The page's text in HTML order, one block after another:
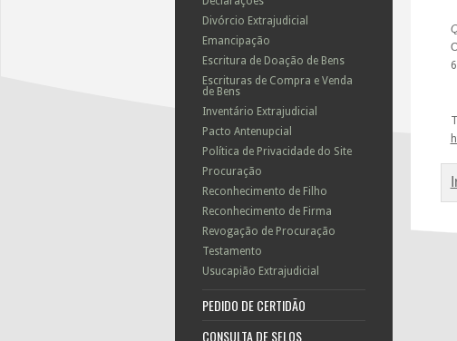
Divórcio Extrajudicial
Emancipação
Escritura de Doação de Bens
Escrituras de Compra e Venda
de Bens
Inventário Extrajudicial
Pacto Antenupcial
Política de Privacidade do Site
Procuração
Reconhecimento de Filho
Reconhecimento de Firma
Revogação de Procuração
Testamento
Usucapião Extrajudicial
PEDIDO DE CERTIDÃO
CONSULTA DE SELOS